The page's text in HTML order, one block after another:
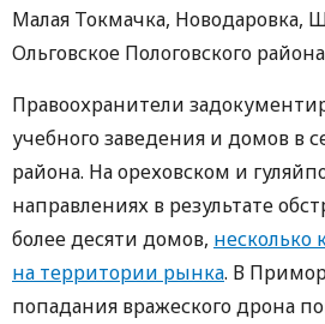
Малая Токмачка, Новодаровка,
Ольговское Пологовского
Правоохранители
учебного заведения и домов в
района. На ореховском и
направлениях в результате
более десяти домов, несколько
на территории рынка. В
попадания вражеского дрона